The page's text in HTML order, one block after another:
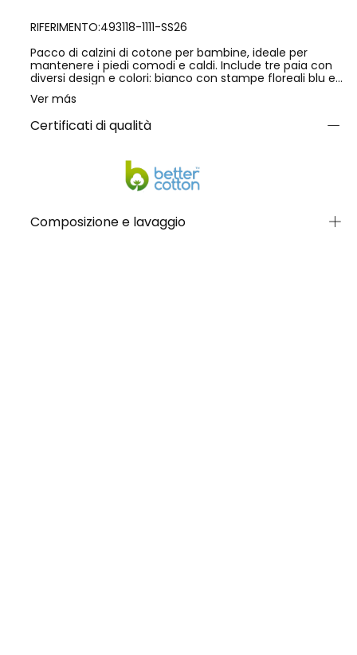
RIFERIMENTO:493118-1111-SS26
Pacco di calzini di cotone per bambine, ideale per
mantenere i piedi comodi e caldi. Include tre paia con
diversi design e colori: bianco con stampe floreali blu e
rosa, rosso con dettagli di fiori, e bianco semplice con
volant al bordo. Disponibili in taglie dalla 19/21 alla 37/39,
adattandosi a età dai 12 mesi fino ai 12 anni. Il loro
materiale morbido garantisce comodità per tutto il
Ver más
Certificati di qualità
Composizione e lavaggio